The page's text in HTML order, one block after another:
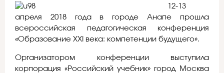
12-13
апреля 2018 года в городе Анапе прошла
всероссийская педагогическая конференция
«Образование ХХI века: компетенции будущего».
Организатором конференции выступила
корпорация «Российский учебник» город Москва